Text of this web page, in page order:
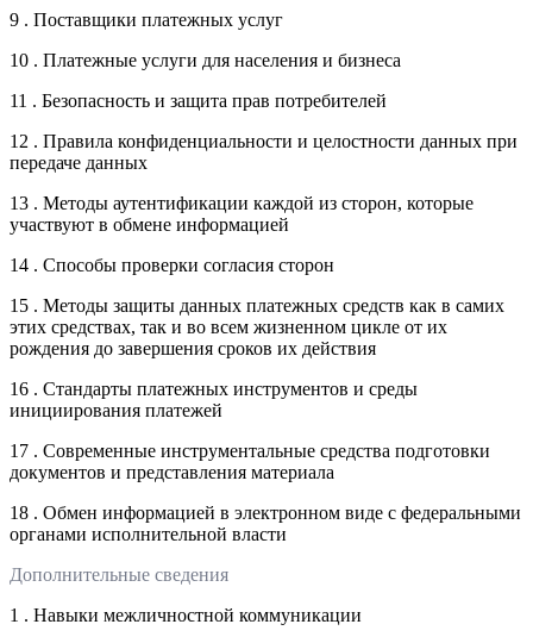
9 . Поставщики платежных услуг
10 . Платежные услуги для населения и бизнеса
11 . Безопасность и защита прав потребителей
12 . Правила конфиденциальности и целостности данных при
передаче данных
13 . Методы аутентификации каждой из сторон, которые
участвуют в обмене информацией
14 . Способы проверки согласия сторон
15 . Методы защиты данных платежных средств как в самих
этих средствах, так и во всем жизненном цикле от их
рождения до завершения сроков их действия
16 . Стандарты платежных инструментов и среды
инициирования платежей
17 . Современные инструментальные средства подготовки
документов и представления материала
18 . Обмен информацией в электронном виде с федеральными
органами исполнительной власти
Дополнительные сведения
1 . Навыки межличностной коммуникации